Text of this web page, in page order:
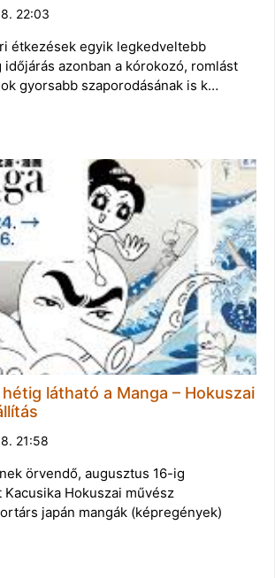
22:03
étkezések egyik legkedveltebb
időjárás azonban a kórokozó, romlást
gyorsabb szaporodásának is k…
látható a Manga – Hokuszai
21:58
örvendő, augusztus 16-ig
Hokuszai művész
japán mangák (képregények)